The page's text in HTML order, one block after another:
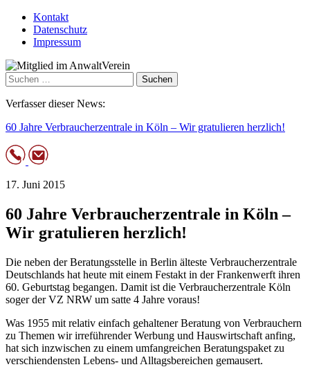
Kontakt
Datenschutz
Impressum
Suchen
nach:
Verfasser dieser News:
60 Jahre Verbraucherzentrale in Köln – Wir gratulieren herzlich!
17. Juni 2015
60 Jahre Verbraucherzentrale in Köln –
Wir gratulieren herzlich!
Die neben der Beratungsstelle in Berlin älteste Verbraucherzentrale
Deutschlands hat heute mit einem Festakt in der Frankenwerft ihren
60. Geburtstag begangen. Damit ist die Verbraucherzentrale Köln
soger der VZ NRW um satte 4 Jahre voraus!
Was 1955 mit relativ einfach gehaltener Beratung von Verbrauchern
zu Themen wir irreführender Werbung und Hauswirtschaft anfing,
hat sich inzwischen zu einem umfangreichen Beratungspaket zu
verschiendensten Lebens- und Alltagsbereichen gemausert.